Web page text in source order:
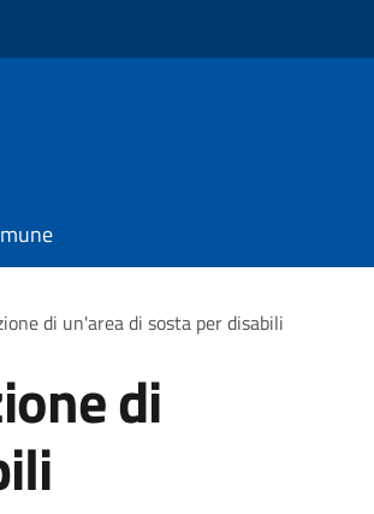
di un'area di sosta per disabili
di